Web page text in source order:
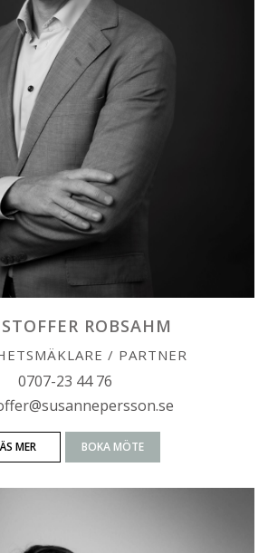
ROBSAHM
/ PARTNER
0707-23 44 76
MER BOKA MÖTE